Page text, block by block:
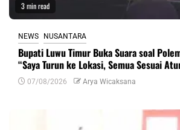
3 min read
NEWS NUSANTARA
Bupati Luwu Timur Buka Suara soal
“Saya Turun ke Lokasi, Semua Sesuai
07/08/2026 Arya Wicaksana